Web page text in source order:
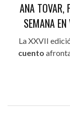
ANA TOVAR,
SEMANA
La XXVII
cuento